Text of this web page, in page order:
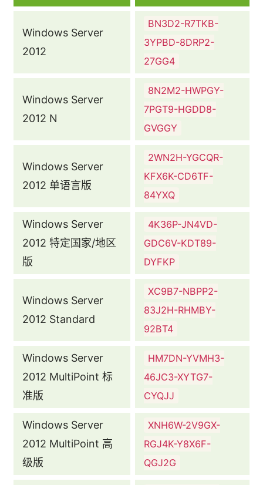
Windows Server
2012
BN3D2-R7TKB-
3YPBD-8DRP2-
27GG4
Windows Server
2012 N
8N2M2-HWPGY-
7PGT9-HGDD8-
GVGGY
Windows Server
2012 单语言版
2WN2H-YGCQR-
KFX6K-CD6TF-
84YXQ
Windows Server
2012 特定国家/地区
版
4K36P-JN4VD-
GDC6V-KDT89-
DYFKP
Windows Server
2012 Standard
XC9B7-NBPP2-
83J2H-RHMBY-
92BT4
Windows Server
2012 MultiPoint 标
准版
HM7DN-YVMH3-
46JC3-XYTG7-
CYQJJ
Windows Server
2012 MultiPoint 高
级版
XNH6W-2V9GX-
RGJ4K-Y8X6F-
QGJ2G